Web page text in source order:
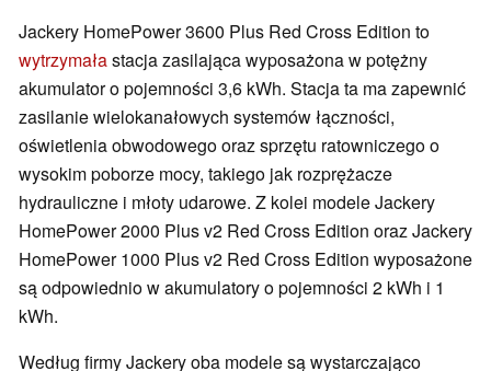
Jackery HomePower 3600 Plus Red Cross Edition to
wytrzymałastacja zasilająca wyposażona w potężny
akumulator o pojemności 3,6 kWh. Stacja ta ma zapewnić
zasilanie wielokanałowych systemów łączności,
oświetlenia obwodowego oraz sprzętu ratowniczego o
wysokim poborze mocy, takiego jak rozprężacze
hydrauliczne i młoty udarowe. Z kolei modele Jackery
HomePower 2000 Plus v2 Red Cross Edition oraz Jackery
HomePower 1000 Plus v2 Red Cross Edition wyposażone
są odpowiednio w akumulatory o pojemności 2 kWh i 1
kWh.
Według firmy Jackery oba modele są wystarczająco